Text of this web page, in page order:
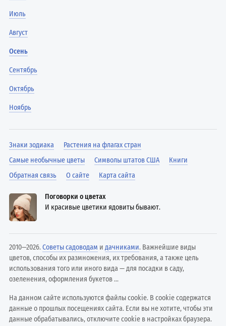
Июль
Август
Осень
Сентябрь
Октябрь
Ноябрь
Знаки зодиака
Растения на флагах стран
Самые необычные цветы
Символы штатов США
Книги
Обратная связь
О сайте Карта сайта
Поговорки о цветах
И красивые цветики ядовиты бывают.
2010—2026.Советы садоводам идачниками. Важнейшие виды
цветов, способы их размножения, их требования, а также цель
использования того или иного вида — для посадки в саду,
озеленения, оформления букетов ...
На данном сайте используются файлы cookie. В cookie содержатся
данные о прошлых посещениях сайта. Если вы не хотите, чтобы эти
данные обрабатывались, отключите cookie в настройках браузера.